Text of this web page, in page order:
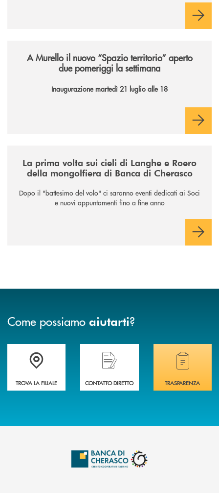
A Murello il nuovo “Spazio territorio” aperto
due pomeriggi la settimana
Inaugurazione martedì 21 luglio alle 18
La prima volta sui cieli di Langhe e Roero
della mongolfiera di Banca di Cherasco
Dopo il "battesimo del volo" ci saranno eventi dedicati ai Soci
e nuovi appuntamenti fino a fine anno
Come possiamo aiutarti?
Accedi all' elenco completo delle filiali .
TROVA LA FILIALE
Hai bisogno di assistenza immediata?
CONTATTO DIRETTO
Hai bisogno di
TRASPARENZA